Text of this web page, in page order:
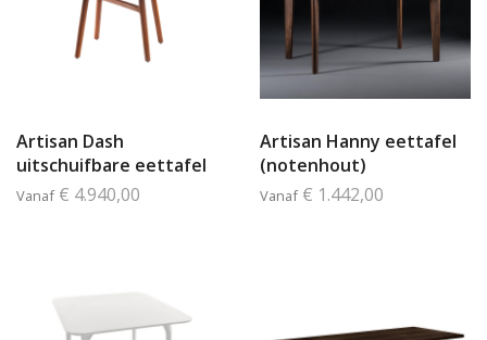
Artisan Dash
uitschuifbare eettafel
Vanaf € 4.940,00
Artisan Hanny eettafel
(notenhout)
Vanaf € 1.442,00